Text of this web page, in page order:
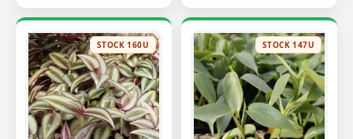
STOCK 160U STOCK 147U